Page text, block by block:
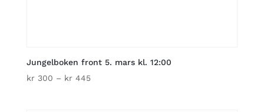
Jungelboken front 5. mars kl. 12:00
kr300 – kr445Price